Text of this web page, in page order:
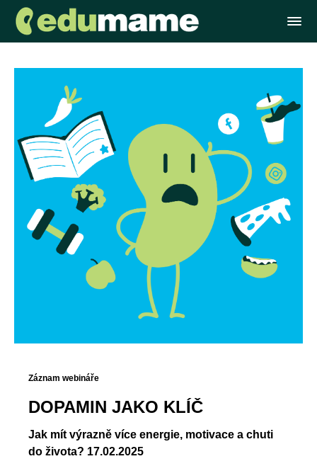
Záznam webináře
DOPAMIN JAKO KLÍČ
Jak mít výrazně více energie, motivace a chuti
do života? 17.02.2025